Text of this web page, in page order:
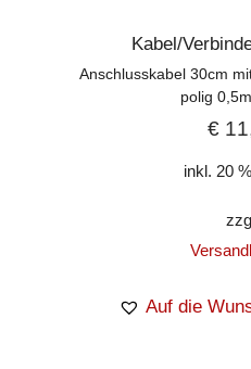
Kabel/
Anschlusskabel 30cm
polig
€
inkl. 20
Auf die